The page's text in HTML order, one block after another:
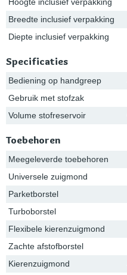
Breedte inclusief verpakking
Diepte inclusief verpakking
Specificaties
Bediening op handgreep
Gebruik met stofzak
Volume stofreservoir
Toebehoren
Meegeleverde toebehoren
Universele zuigmond
Parketborstel
Turboborstel
Flexibele kierenzuigmond
Zachte afstofborstel
Kierenzuigmond